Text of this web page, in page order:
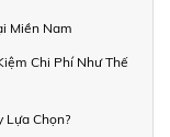
Miền Nam
Chi Phí Như Thế
Lựa Chọn?